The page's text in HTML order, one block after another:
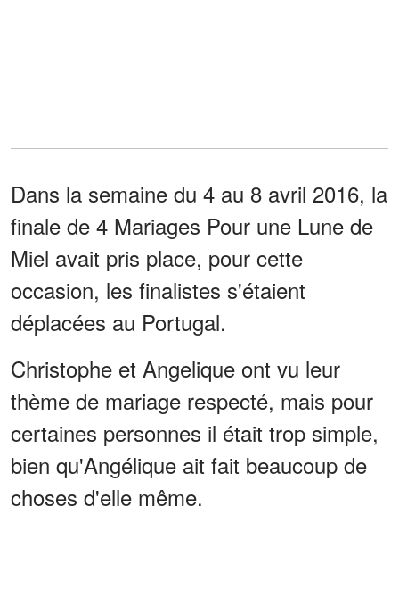
Dans la semaine du 4 au 8 avril 2016, la
finale de 4 Mariages Pour une Lune de
Miel avait pris place, pour cette
occasion, les finalistes s'étaient
déplacées au Portugal.
Christophe et Angelique ont vu leur
thème de mariage respecté, mais pour
certaines personnes il était trop simple,
bien qu'Angélique ait fait beaucoup de
choses d'elle même.